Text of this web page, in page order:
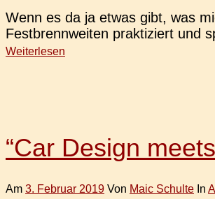
Wenn es da ja etwas gibt, was
Fest­brenn­wei­ten prak­ti­ziert und
Weiterlesen
“Car Design
Am 3. Februar 2019 Von Maic Schulte In